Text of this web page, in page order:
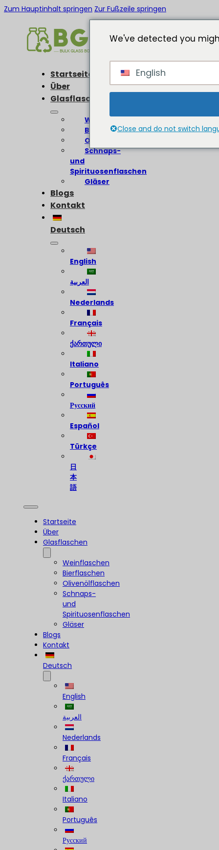
Zum Hauptinhalt springen Zur Fußzeile springen
Startseite
Über
Glasflaschen
Weinflaschen
Bierflaschen
Olivenölflaschen
Schnaps-
und
Spirituosenflaschen
Gläser
Blogs
Kontakt
Deutsch
English
العربية
Nederlands
Français
ქართული
Italiano
Português
Русский
Español
Türkçe
日
本
語
Startseite
Über
Glasflaschen
Weinflaschen
Bierflaschen
Olivenölflaschen
Schnaps-
und
Spirituosenflaschen
Gläser
Blogs
Kontakt
Deutsch
English
العربية
Nederlands
Français
ქართული
Italiano
Português
Русский
We've detected you
English
Close and do not switch